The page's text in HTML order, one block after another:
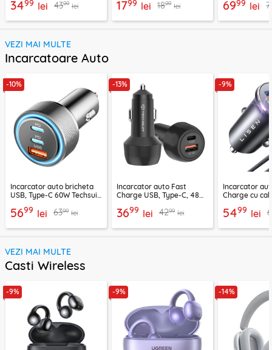
3499 lei 4399 lei
negru
1799 lei 1899 lei 6999 lei
VEZI MAI MULTE
Incarcatoare Auto
-10%
Incarcator auto bricheta
USB, Type-C 60W Techsuit
5699 lei 6399 lei
-13%
Incarcator auto Fast
Charge USB, Type-C, 48W
3699 lei 4299 lei
-9%
Incarcator
Charge cu
5499 lei
VEZI MAI MULTE
Casti Wireless
-9% -9% -14%